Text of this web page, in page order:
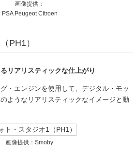
画像提供：
PSA Peugeot Citroen
PH1）
リアリスティックな仕上がり
・エンジンを使用して、デジタル・モッ
ようなリアリスティックなイメージと動
画像提供：Smoby